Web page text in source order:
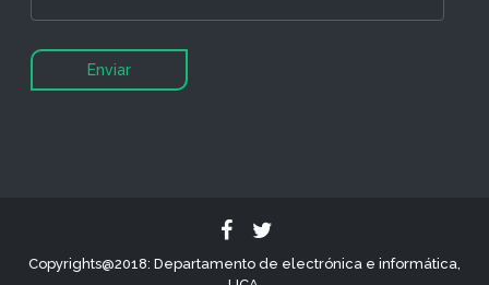
Copyrights@2018: Departamento de electrónica e informática,